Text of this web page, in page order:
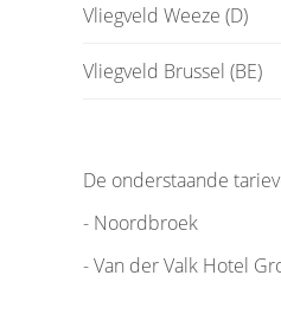
Vliegveld Weeze (D)
Vliegveld Brussel (BE)
De onderstaande
- Noordbroek
- Van der Valk Hotel